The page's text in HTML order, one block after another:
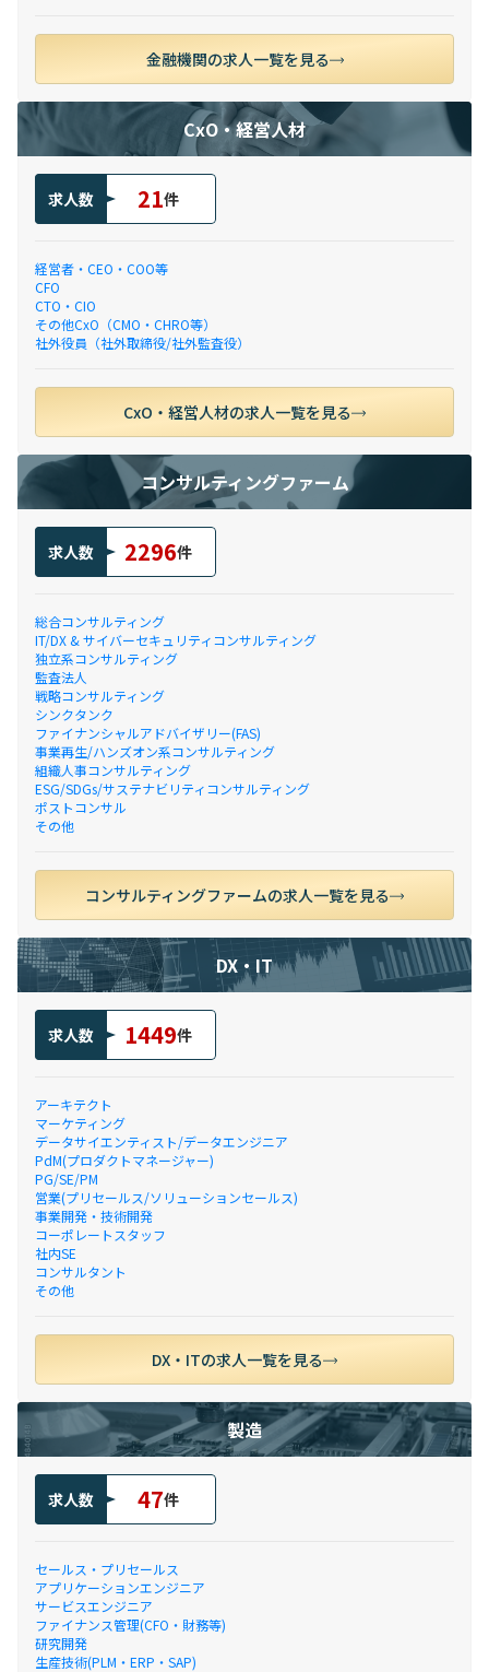
金融機関の求人一覧を見る
CxO・経営人材
求人数 21件
経営者・CEO・COO等
CFO
CTO・CIO
その他CxO（CMO・CHRO等）
社外役員（社外取締役/社外監査役）
CxO・経営人材の求人一覧を見る
コンサルティングファーム
求人数 2296件
総合コンサルティング
IT/DX & サイバーセキュリティコンサルティング
独立系コンサルティング
監査法人
戦略コンサルティング
シンクタンク
ファイナンシャルアドバイザリー(FAS)
事業再生/ハンズオン系コンサルティング
組織人事コンサルティング
ESG/SDGs/サステナビリティコンサルティング
ポストコンサル
その他
コンサルティングファームの求人一覧を見る
DX・IT
求人数 1449件
アーキテクト
マーケティング
データサイエンティスト/データエンジニア
PdM(プロダクトマネージャー)
PG/SE/PM
営業(プリセールス/ソリューションセールス)
事業開発・技術開発
コーポレートスタッフ
社内SE
コンサルタント
その他
DX・ITの求人一覧を見る
製造
求人数 47件
セールス・プリセールス
アプリケーションエンジニア
サービスエンジニア
ファイナンス管理(CFO・財務等)
研究開発
生産技術(PLM・ERP・SAP)